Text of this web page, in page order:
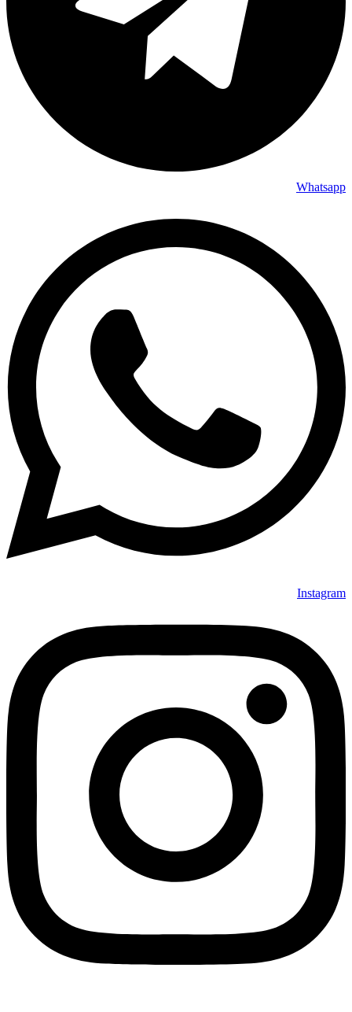
Whatsapp
Instagram